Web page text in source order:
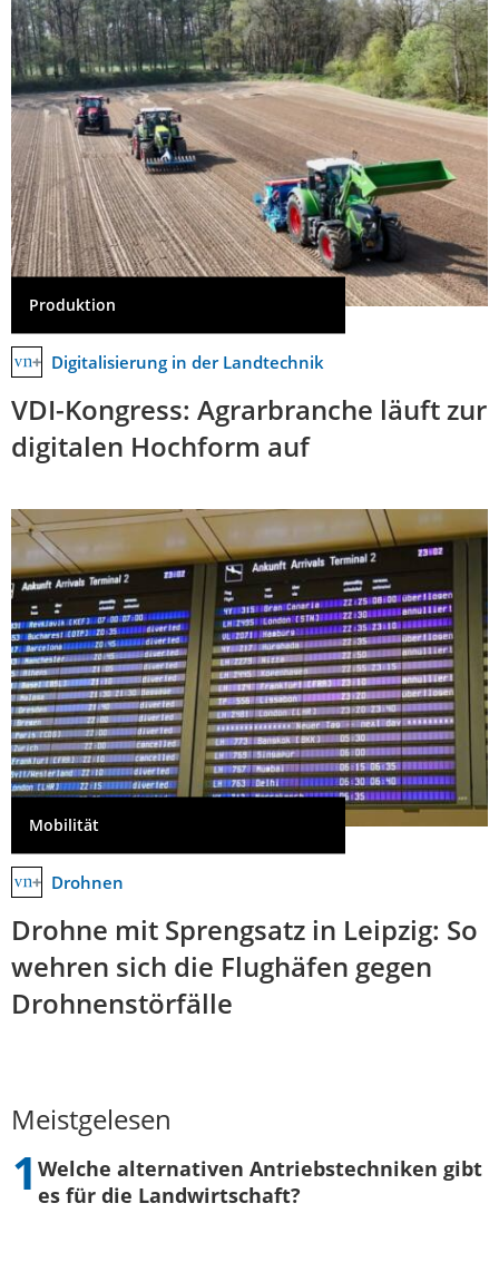
Produktion
Digitalisierung in der Landtechnik
VDI-Kongress: Agrarbranche läuft zur
digitalen Hochform auf
Mobilität
Drohnen
Drohne mit Sprengsatz in Leipzig: So
wehren sich die Flughäfen gegen
Drohnenstörfälle
Meistgelesen
Welche alternativen Antriebstechniken gibt
es für die Landwirtschaft?